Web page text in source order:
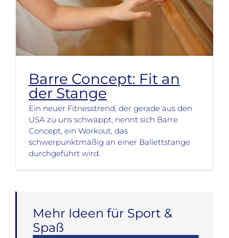
Barre Concept: Fit an
der Stange
Ein neuer Fitnesstrend, der gerade aus den
USA zu uns schwappt, nennt sich Barre
Concept, ein Workout, das
schwerpunktmäßig an einer Ballettstange
durchgeführt wird.
Mehr Ideen für Sport &
Spaß